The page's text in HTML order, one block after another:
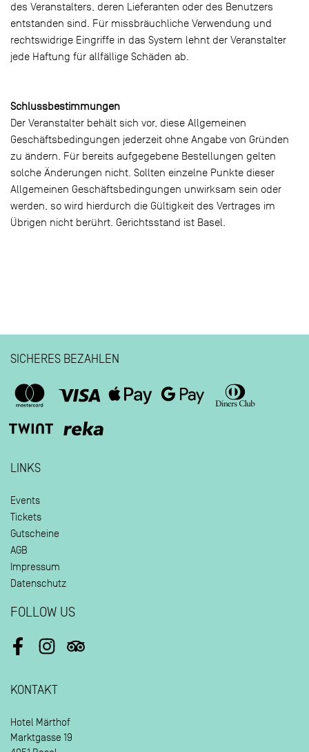
des Veranstalters, deren Lieferanten oder des Benutzers
entstanden sind. Für missbräuchliche Verwendung und
rechtswidrige Eingriffe in das System lehnt der Veranstalter
jede Haftung für allfällige Schäden ab.
Schlussbestimmungen
Der Veranstalter behält sich vor, diese Allgemeinen
Geschäftsbedingungen jederzeit ohne Angabe von Gründen
zu ändern. Für bereits aufgegebene Bestellungen gelten
solche Änderungen nicht. Sollten einzelne Punkte dieser
Allgemeinen Geschäftsbedingungen unwirksam sein oder
werden, so wird hierdurch die Gültigkeit des Vertrages im
Übrigen nicht berührt. Gerichtsstand ist Basel.
SICHERES BEZAHLEN
LINKS
Events
Tickets
Gutscheine
AGB
Impressum
Datenschutz
FOLLOW US
FacebookInstagramTripadvisor
KONTAKT
Hotel Märthof
Marktgasse 19